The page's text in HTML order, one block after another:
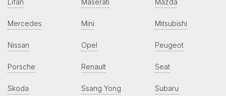
Mercedes Mini Mitsubishi
Nissan Opel Peugeot
Porsche Renault Seat
Skoda Ssang Yong Subaru